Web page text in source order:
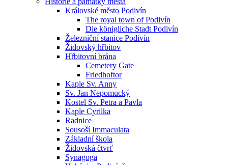
Královské město Podivín
The royal town of Podivín
Die königliche Stadt Podivín
Železniční stanice Podivín
Židovský hřbitov
Hřbitovní brána
Cemetery Gate
Friedhoftor
Kaple Sv. Anny
Sv. Jan Nepomucký
Kostel Sv. Petra a Pavla
Kaple Cyrilka
Radnice
Sousoší Immaculata
Základní škola
Židovská čtvrť
Synagoga